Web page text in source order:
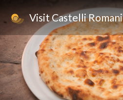
Visit Castelli Romani